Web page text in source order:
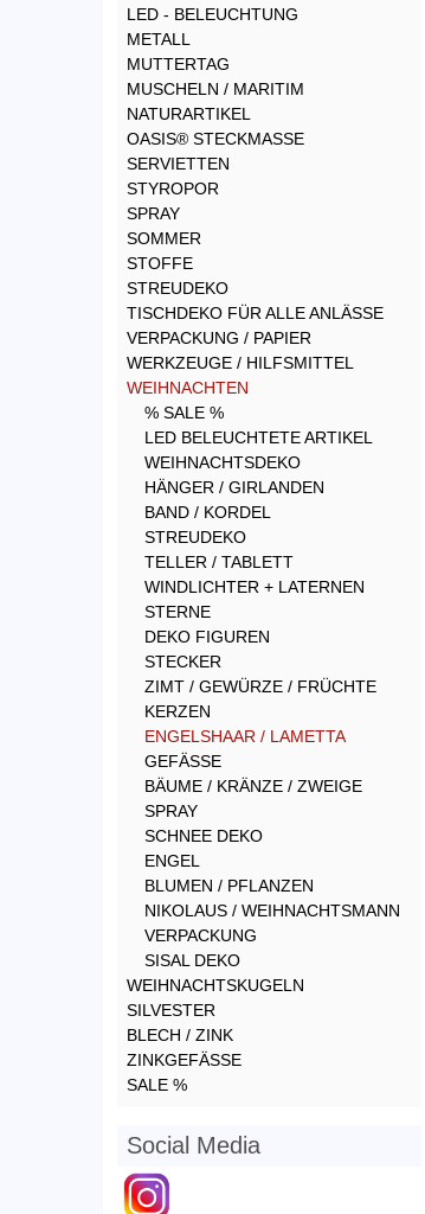
LED - BELEUCHTUNG
METALL
MUTTERTAG
MUSCHELN / MARITIM
NATURARTIKEL
OASIS® STECKMASSE
SERVIETTEN
STYROPOR
SPRAY
SOMMER
STOFFE
STREUDEKO
TISCHDEKO FÜR ALLE ANLÄSSE
VERPACKUNG / PAPIER
WERKZEUGE / HILFSMITTEL
WEIHNACHTEN
% SALE %
LED BELEUCHTETE ARTIKEL
WEIHNACHTSDEKO
HÄNGER / GIRLANDEN
BAND / KORDEL
STREUDEKO
TELLER / TABLETT
WINDLICHTER + LATERNEN
STERNE
DEKO FIGUREN
STECKER
ZIMT / GEWÜRZE / FRÜCHTE
KERZEN
ENGELSHAAR / LAMETTA
GEFÄSSE
BÄUME / KRÄNZE / ZWEIGE
SPRAY
SCHNEE DEKO
ENGEL
BLUMEN / PFLANZEN
NIKOLAUS / WEIHNACHTSMANN
VERPACKUNG
SISAL DEKO
WEIHNACHTSKUGELN
SILVESTER
BLECH / ZINK
ZINKGEFÄSSE
SALE %
Social Media